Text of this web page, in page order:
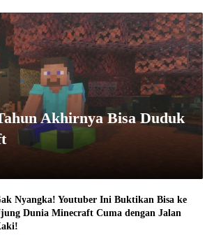
Akhirnya Bisa Duduk
Nyangka! Youtuber Ini Buktikan Bisa ke
Dunia Minecraft Cuma dengan Jalan